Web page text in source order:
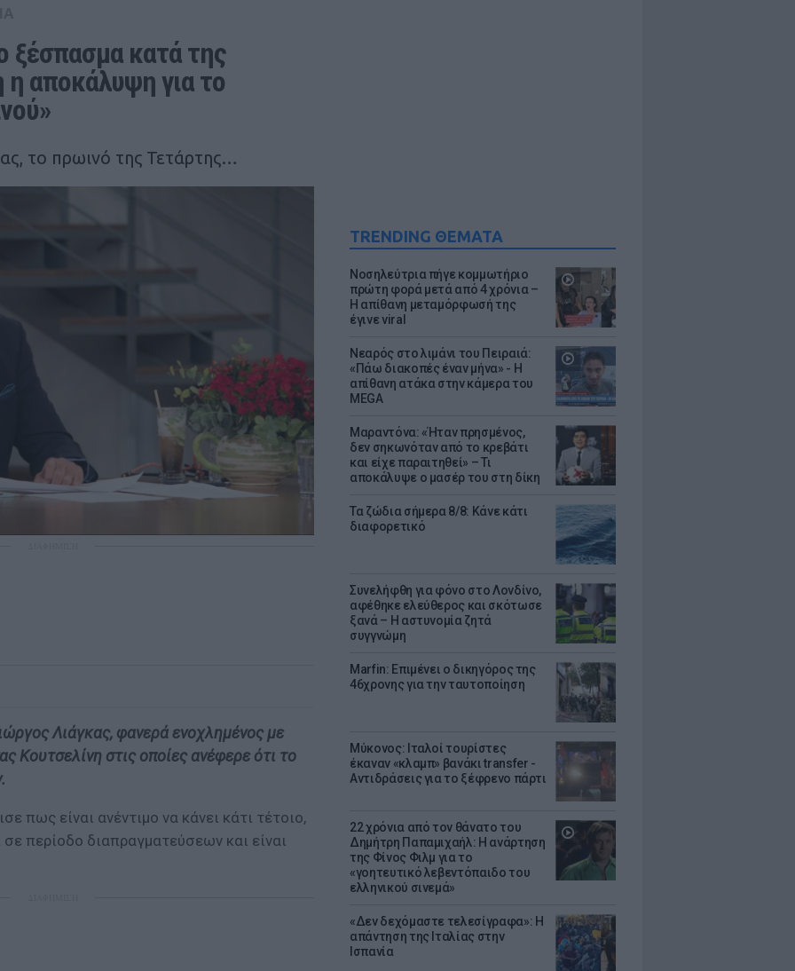
TRENDING ΘΕΜΑΤΑ
Νοσηλεύτρια πήγε κομμωτήριο
πρώτη φορά μετά από 4 χρόνια –
Η απίθανη μεταμόρφωσή της
έγινε viral
Νεαρός στο λιμάνι του Πειραιά:
«Πάω διακοπές έναν μήνα» - Η
απίθανη ατάκα στην κάμερα του
MEGA
Μαραντόνα: «Ήταν πρησμένος,
δεν σηκωνόταν από το κρεβάτι
και είχε παραιτηθεί» – Τι
αποκάλυψε ο μασέρ του στη δίκη
Τα ζώδια σήμερα 8/8: Κάνε κάτι
διαφορετικό
Συνελήφθη για φόνο στο Λονδίνο,
αφέθηκε ελεύθερος και σκότωσε
ξανά – Η αστυνομία ζητά
συγγνώμη
Marfin: Επιμένει ο δικηγόρος της
46χρονης για την ταυτοποίηση
Μύκονος: Ιταλοί τουρίστες
έκαναν «κλαμπ» βανάκι transfer -
Αντιδράσεις για το ξέφρενο πάρτι
22 χρόνια από τον θάνατο του
Δημήτρη Παπαμιχαήλ: Η ανάρτηση
της Φίνος Φιλμ για το
«γοητευτικό λεβεντόπαιδο του
ελληνικού σινεμά»
«Δεν δεχόμαστε τελεσίγραφα»: Η
απάντηση της Ιταλίας στην
Ισπανία
ξέσπασμα κατά της
η αποκάλυψη για το
το πρωινό της Τετάρτης…
Λιάγκας, φανερά ενοχλημένος με
Κουτσελίνη στις οποίες ανέφερε ότι το
πως είναι ανέντιμο να κάνει κάτι τέτοιο,
περίοδο διαπραγματεύσεων και είναι